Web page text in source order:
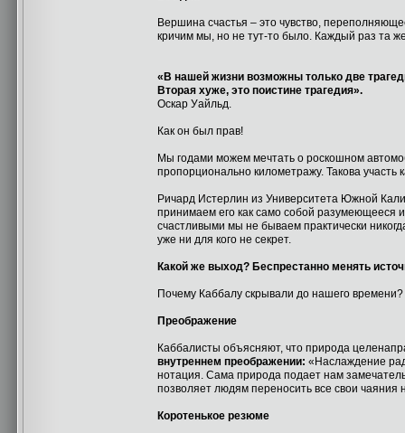
Вершина счастья – это чувство,
кричим мы, но не тут-то было. Каждый раз та
«В нашей жизни возможны только две
Вторая хуже, это поистине трагедия».
Оскар Уайльд.
Как он был прав!
Мы годами можем мечтать о роскошном
пропорционально километражу. Такова
Ричард Истерлин из Университета Южной
принимаем его как само собой разумеющееся
счастливыми мы не бываем практически
уже ни для кого не секрет.
Какой же выход? Беспрестанно менять
Почему Каббалу скрывали до нашего
Преображение
Каббалисты объясняют, что природа
внутреннем преображении: «Наслаждение
нотация. Сама природа подает нам
позволяет людям переносить все свои чаяния
Коротенькое резюме